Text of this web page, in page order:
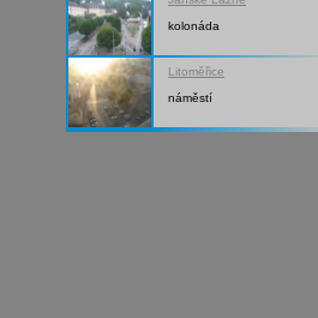
kolonáda
Litoměřice
náměstí